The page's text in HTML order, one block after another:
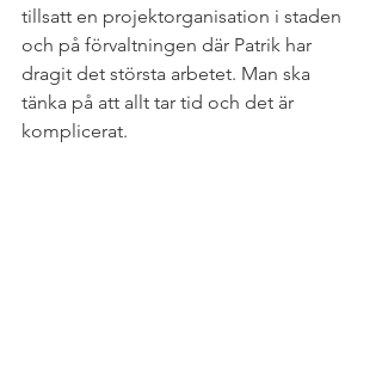
tillsatt en projektorganisation i staden
och på förvaltningen där Patrik har
dragit det största arbetet. Man ska
tänka på att allt tar tid och det är
komplicerat.